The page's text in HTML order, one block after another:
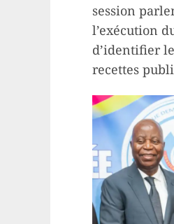
session
l’exécution
d’identifier
recettes